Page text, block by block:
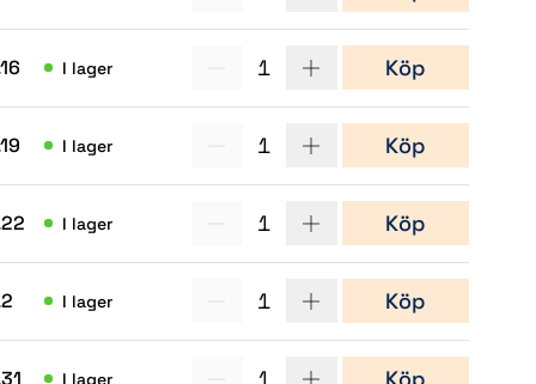
I lager 1 Köp
I lager 1 Köp
I lager 1 Köp
I lager 1 Köp
I lager 1 Köp